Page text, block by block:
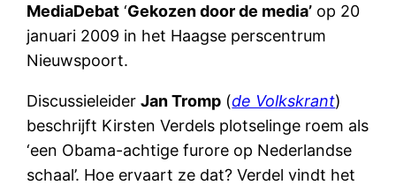
MediaDebat ‘Gekozen door de media’ op 20
januari 2009 in het Haagse perscentrum
Nieuwspoort.
DiscussieleiderJan Tromp (de Volkskrant)
beschrijft Kirsten Verdels plotselinge roem als
‘een Obama-achtige furore op Nederlandse
schaal’. Hoe ervaart ze dat? Verdel vindt het